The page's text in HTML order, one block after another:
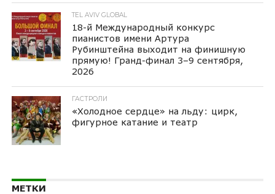
TEL AVIV GLOBAL
18-й Международный конкурс
пианистов имени Артура
Рубинштейна выходит на финишную
прямую! Гранд-финал 3–9 сентября,
2026
ГАСТРОЛИ
«Холодное сердце» на льду: цирк,
фигурное катание и театр
МЕТКИ